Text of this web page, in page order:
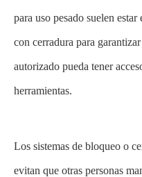
para uso pesado suelen
con cerradura para
autorizado pueda tener
herramientas.
Los sistemas de bloqueo o
evitan que otras personas